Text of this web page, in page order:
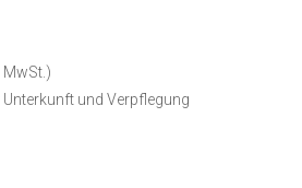
MwSt.)
und Verpflegung